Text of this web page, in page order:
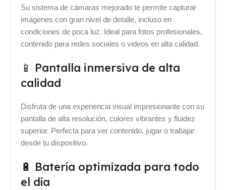
Su sistema de cámaras mejorado te permite capturar
imágenes con gran nivel de detalle, incluso en
condiciones de poca luz. Ideal para fotos profesionales,
contenido para redes sociales o videos en alta calidad.
📱 Pantalla inmersiva de alta
calidad
Disfruta de una experiencia visual impresionante con su
pantalla de alta resolución, colores vibrantes y fluidez
superior. Perfecta para ver contenido, jugar o trabajar
desde tu dispositivo.
🔋 Batería optimizada para todo
el día